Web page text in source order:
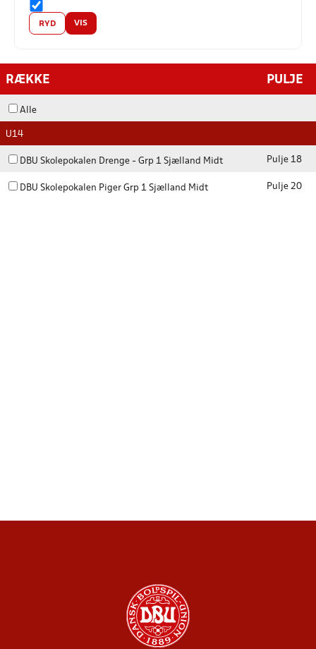
RYD VIS
RÆKKE PULJE
Alle
U14
DBU Skolepokalen Drenge - Grp 1 Sjælland Midt Pulje 18
DBU Skolepokalen Piger Grp 1 Sjælland Midt Pulje 20